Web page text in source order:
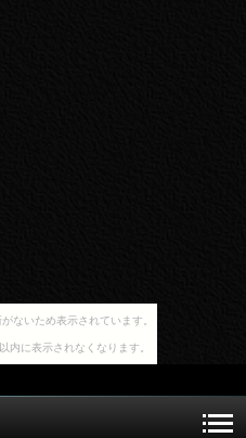
ないため表示されています。
内に表示されなくなります。